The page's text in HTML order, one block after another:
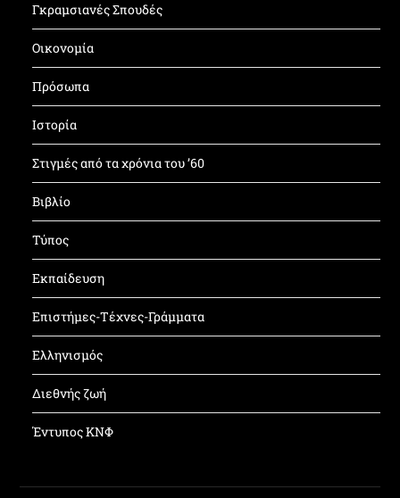
Γκραμσιανές Σπουδές
Οικονομία
Πρόσωπα
Ιστορία
Στιγμές από τα χρόνια του ’60
Βιβλίο
Τύπος
Εκπαίδευση
Επιστήμες-Τέχνες-Γράμματα
Ελληνισμός
Διεθνής ζωή
Έντυπος ΚΝΦ